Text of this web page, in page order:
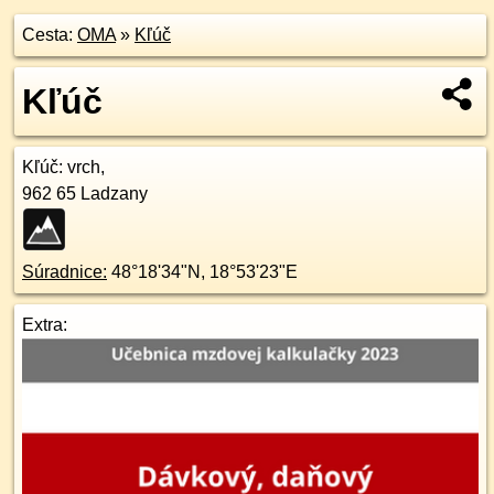
Cesta: OMA» Kľúč
Kľúč
Kľúč: vrch,
962 65 Ladzany
Súradnice: 48°18'34"N , 18°53'23"E
Extra: